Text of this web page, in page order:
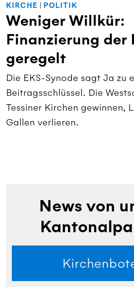
KIRCHE | POLITIK
Weniger Willkür:
Finanzierung der
geregelt
Die EKS-Synode sagt Ja zu
Beitragsschlüssel. Die
Tessiner Kirchen gewinnen,
Gallen verlieren.
News von